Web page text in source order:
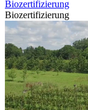
Biozertifizierung
Biozertifizierung